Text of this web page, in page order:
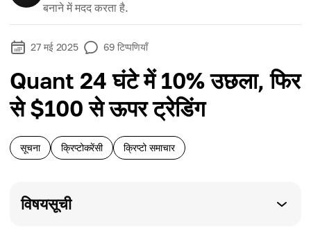
बनाने में मदद करता है.
27 मई 2025 69 टिप्पणियाँ
Quant 24 घंटे में 10% उछला, फिर
से $100 से ऊपर ट्रेडिंग
सूचना क्रिप्टोकरेंसी क्रिप्टो समाचार
विषयसूची